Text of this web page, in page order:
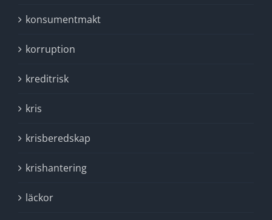
konsumentmakt
korruption
kreditrisk
kris
krisberedskap
krishantering
läckor